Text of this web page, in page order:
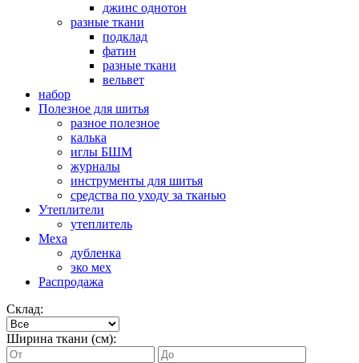
джинс однотон
разные ткани
подклад
фатин
разные ткани
вельвет
набор
Полезное для шитья
разное полезное
калька
иглы БШМ
журналы
инструменты для шитья
средства по уходу за тканью
Утеплители
утеплитель
Меха
дубленка
эко мех
Распродажа
Склад:
Ширина ткани (см):